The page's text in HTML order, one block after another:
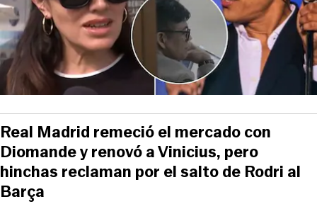
Real Madrid remeció el mercado con
Diomande y renovó a Vinicius, pero
hinchas reclaman por el salto de Rodri al
Barça